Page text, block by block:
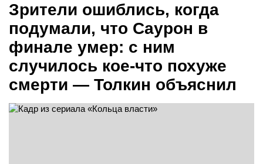
Зрители ошиблись, когда
подумали, что Саурон в
финале умер: с ним
случилось кое-что похуже
смерти — Толкин объяснил